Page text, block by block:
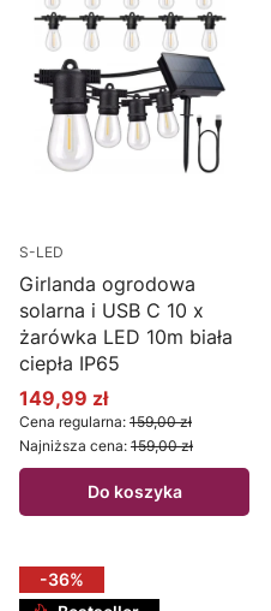
S-LED
Girlanda ogrodowa
solarna i USB C 10 x
żarówka LED 10m biała
ciepła IP65
Cena promocyjna
149,99 zł
Cena regularna: 159,00 zł
Najniższa cena: 159,00 zł
Do koszyka
-36%